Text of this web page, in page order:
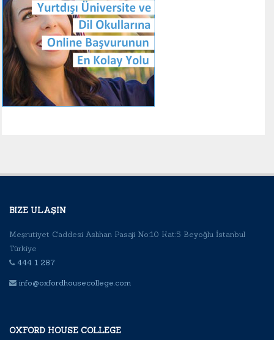
BIZE ULAŞIN
Meşrutiyet Caddesi Aslıhan Pasaji No:10 Kat:5 Beyoğlu İstanbul
Türkiye
444 1 287
info@oxfordhousecollege.com
OXFORD HOUSE COLLEGE